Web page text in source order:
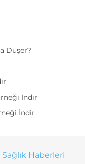
Düşer?
İndir
İndir
Haberleri